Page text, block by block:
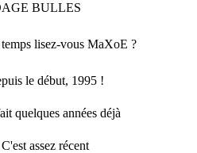
BULLES
lisez-vous MaXoE ?
le début, 1995 !
quelques années déjà
C'est assez récent